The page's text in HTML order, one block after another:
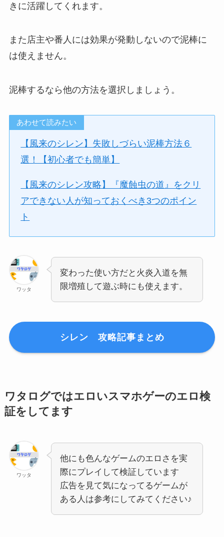
きに活躍してくれます。
また店主や番人には効果が発動しないので泥棒に
は使えません。
泥棒するなら他の方法を選択しましょう。
あわせて読みたい
【風来のシレン】失敗しづらい泥棒方法６
選！【初心者でも簡単】
【風来のシレン攻略】『魔蝕虫の道』をクリ
アできない人が知っておくべき3つのポイン
ト
ワッタ
変わった使い方だと火炎入道を無
限増殖して遊ぶ時にも使えます。
シレン 攻略記事まとめ
ワタログではエロいスマホゲーのエロ検
証をしてます
ワッタ
他にも色んなゲームのエロさを実
際にプレイして検証しています
広告を見て気になってるゲームが
ある人は参考にしてみてください♪